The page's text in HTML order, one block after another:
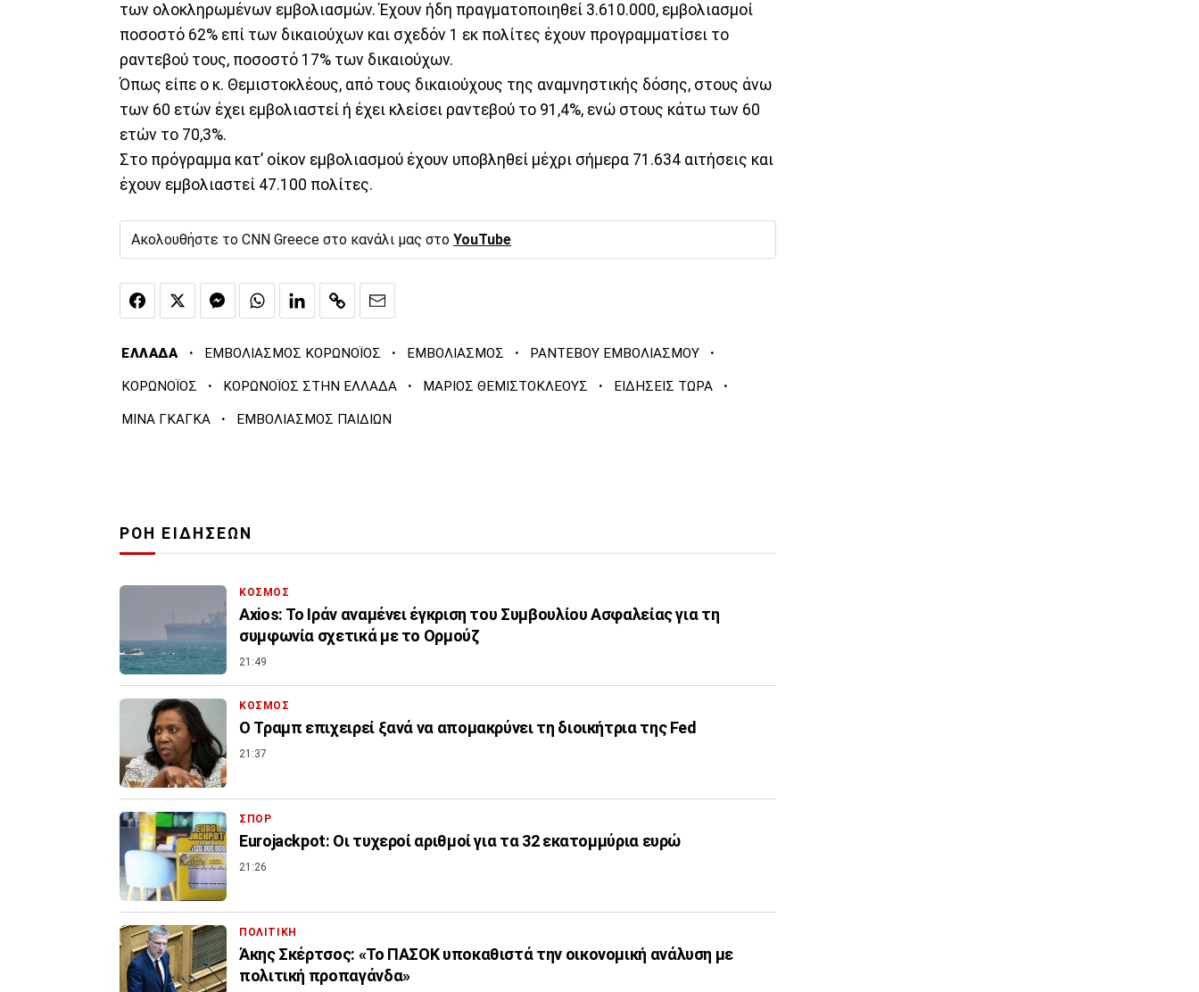
των ολοκληρωμένων εμβολιασμών. Έχουν ήδη πραγματοποιηθεί 3.610.000, εμβολιασμοί
ποσοστό 62% επί των δικαιούχων και σχεδόν 1 εκ πολίτες έχουν προγραμματίσει το
ραντεβού τους, ποσοστό 17% των δικαιούχων.
Όπως είπε ο κ. Θεμιστοκλέους, από τους δικαιούχους της αναμνηστικής δόσης, στους άνω
των 60 ετών έχει εμβολιαστεί ή έχει κλείσει ραντεβού το 91,4%, ενώ στους κάτω των 60
ετών το 70,3%.
Στο πρόγραμμα κατ’ οίκον εμβολιασμού έχουν υποβληθεί μέχρι σήμερα 71.634 αιτήσεις και
έχουν εμβολιαστεί 47.100 πολίτες.
Ακολουθήστε το CNN Greece στο κανάλι μας στο YouTube
ΕΛΛΑΔΑ · ΕΜΒΟΛΙΑΣΜΟΣ ΚΟΡΩΝΟΪΟΣ · ΕΜΒΟΛΙΑΣΜΟΣ · ΡΑΝΤΕΒΟΥ ΕΜΒΟΛΙΑΣΜΟΥ ·
ΚΟΡΩΝΟΪΟΣ · ΚΟΡΩΝΟΪΟΣ ΣΤΗΝ ΕΛΛΑΔΑ · ΜΑΡΙΟΣ ΘΕΜΙΣΤΟΚΛΕΟΥΣ · ΕΙΔΗΣΕΙΣ ΤΩΡΑ ·
ΜΙΝΑ ΓΚΑΓΚΑ · ΕΜΒΟΛΙΑΣΜΟΣ ΠΑΙΔΙΩΝ
ΡΟΗ ΕΙΔΗΣΕΩΝ
ΚΟΣΜΟΣ
Axios: Το Ιράν αναμένει έγκριση του Συμβουλίου Ασφαλείας για τη
συμφωνία σχετικά με το Ορμούζ
21:49
ΚΟΣΜΟΣ
Ο Τραμπ επιχειρεί ξανά να απομακρύνει τη διοικήτρια της Fed
21:37
ΣΠΟΡ
Eurojackpot: Οι τυχεροί αριθμοί για τα 32 εκατoμμύρια ευρώ
21:26
ΠΟΛΙΤΙΚΗ
Άκης Σκέρτσος: «Το ΠΑΣΟΚ υποκαθιστά την οικονομική ανάλυση με
πολιτική προπαγάνδα»